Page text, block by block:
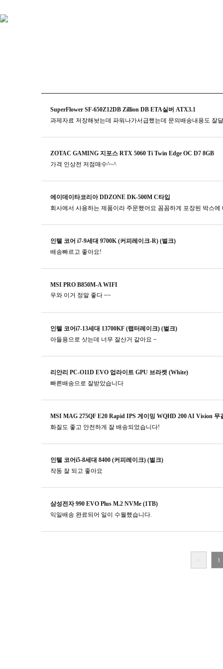
SuperFlower SF-650Z12DB Zillion DB ETA실버 ATX3.1
과제자료 저장해놧는데 파워나가서급했는데 문의배송내용도 잘
ZOTAC GAMING 지포스 RTX 5060 Ti Twin Edge OC D7 8GB
가격 인상전 저점매수^~^
에이데이타코리아 DDZONE DK-500M C타입
회사에서 사용하는 제품이라 주문했어요 꼼꼼하게 포장된 박스
인텔 코어 i7-9세대 9700K (커피레이크-R) (벌크)
배송빠르고 좋아요!
MSI PRO B850M-A WIFI
우와 이거 정말 좋다 ~~
인텔 코어i7-13세대 13700KF (랩터레이크) (벌크)
아들용으로 삿는데 너무 잘산거 같아요 ~
리안리 PC-O11D EVO 업라이트 GPU 브라켓 (White)
빠른배송으로 잘받았습니다
MSI MAG 275QF E20 Rapid IPS 게이밍 WQHD 200 AI Vision 무
화질도 좋고 안전하게 잘 배송되었습니다!
인텔 코어i5-8세대 8400 (커피레이크) (벌크)
작동 잘 되고 좋아요
삼성전자 990 EVO Plus M.2 NVMe (1TB)
익일배송 완료되어 일이 수월했습니다.
< 1